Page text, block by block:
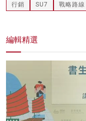
行銷
SU7 戰略路線
編輯精選